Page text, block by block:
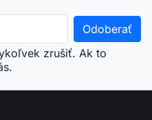
zrušiť. Ak to